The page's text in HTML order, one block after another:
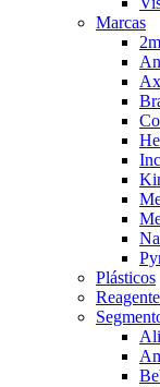
Marcas
Plásticos